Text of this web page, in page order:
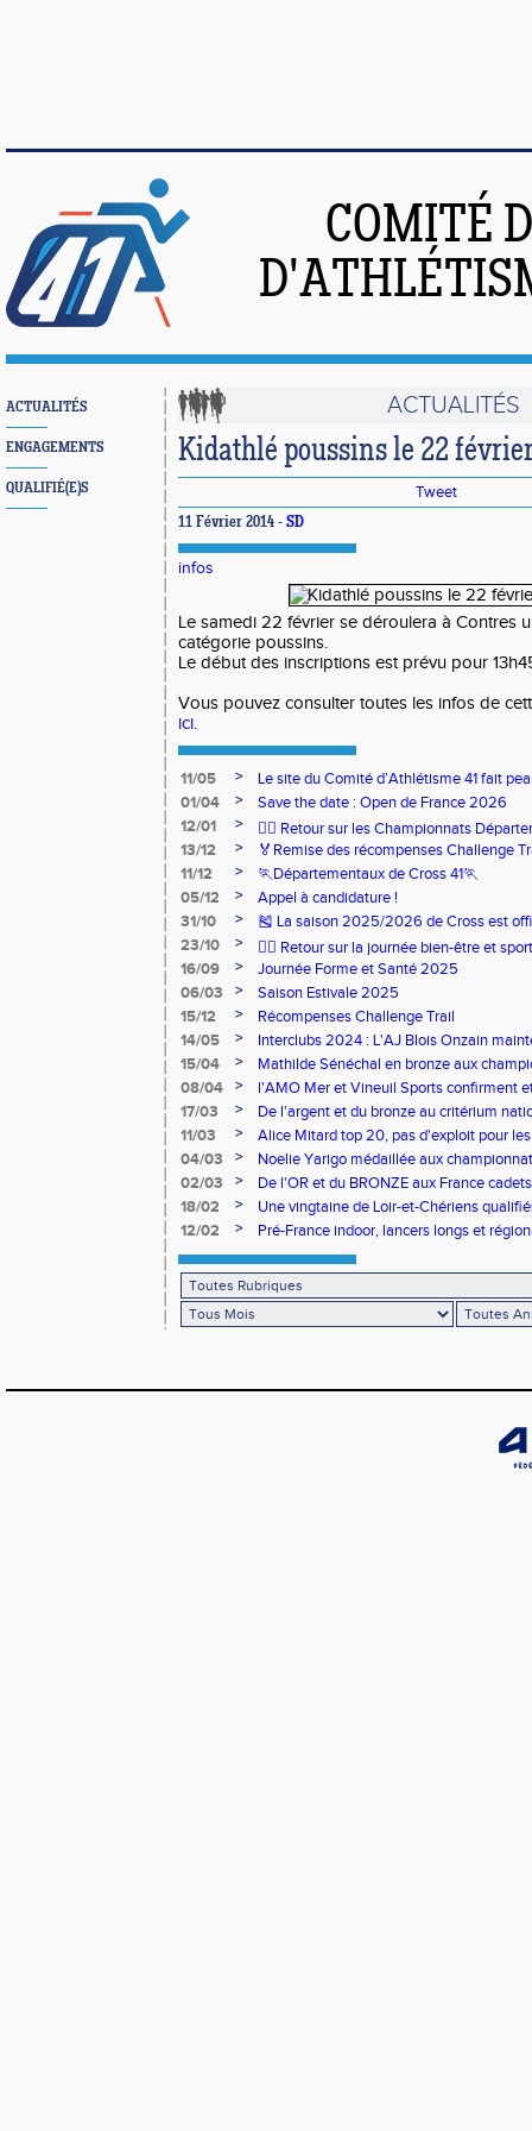
COMITÉ
ACTUALITÉS
ENGAGEMENTS
QUALIFIÉ(E)S
ACTUALITÉS
Kidathlé poussins le 22
Tweet
11 Février 2014 - SD
infos
Le samedi 22 février se déroulera à Contres
catégorie poussins.
Le début des inscriptions est prévu pour
Vous pouvez consulter toutes les infos de
ici.
11/05 >
Le site du Comité d’Athlétisme 41 fait
01/04
>
Save the date : Open de France 2026
12/01
>
🏃‍♂️ Retour sur les Championnats
13/12
>
🏅Remise des récompenses Challenge
11/12
>
🏃Départementaux de Cross 41🏃
05/12
>
Appel à candidature !
31/10
>
🎽 La saison 2025/2026 de Cross est
23/10
>
🧘‍♀️ Retour sur la journée bien-être et
16/09
>
Journée Forme et Santé 2025
06/03
>
Saison Estivale 2025
15/12
>
Récompenses Challenge Trail
14/05
>
Interclubs 2024 : L'AJ Blois Onzain
Romorantin en N2B
15/04 >
Mathilde Sénéchal en bronze aux
08/04
>
l'AMO Mer et Vineuil Sports confirment
benjamins
17/03 >
De l'argent et du bronze au critérium
11/03
>
Alice Mitard top 20, pas d'exploit pour
04/03
>
Noelie Yarigo médaillée aux
02/03
>
De l'OR et du BRONZE aux France
18/02
>
Une vingtaine de Loir-et-Chériens
12/02
> Pré-France indoor, lancers longs et